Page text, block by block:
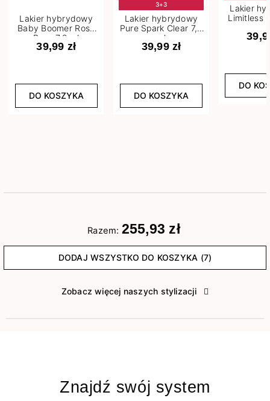
Lakier hybrydowy
Baby Boomer Rose
Base 7,2 ml
39,99 zł
DO KOSZYKA
3+3
Lakier hybrydowy
Pure Spark Clear 7,2
ml
39,99 zł
DO KOSZYKA
Lakier
Limitless
DO
Razem: 255,93 zł
DODAJ WSZYSTKO DO KOSZYKA (7)
Zobacz więcej naszych stylizacji
Znajdź swój system